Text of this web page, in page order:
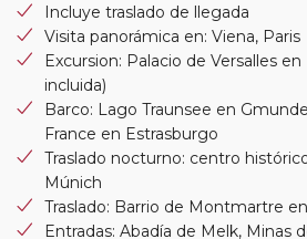
Incluye traslado de llegada
Visita panorámica en: Viena, Paris
Excursion: Palacio de Versalles
incluida)
Barco: Lago Traunsee en
France en Estrasburgo
Traslado nocturno: centro
Múnich
Traslado: Barrio de Montmartre
Entradas: Abadía de Melk, Minas